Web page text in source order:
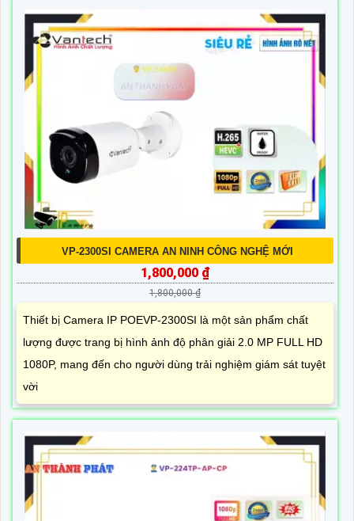
VP-2300SI CAMERA AN NINH CÔNG NGHỆ MỚI
1,800,000 ₫
1,800,000 ₫
Thiết bị Camera IP POEVP-2300SI là một sản phẩm chất
lượng được trang bị hình ảnh độ phân giải 2.0 MP FULL HD
1080P, mang đến cho người dùng trải nghiệm giám sát tuyệt
vời